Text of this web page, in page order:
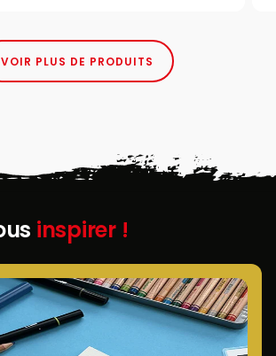
VOIR PLUS DE PRODUITS
inspirer !